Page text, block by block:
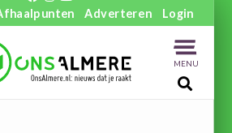
Adverteren Login
MENU